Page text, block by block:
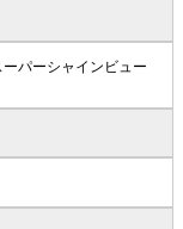
パーシャインビュー